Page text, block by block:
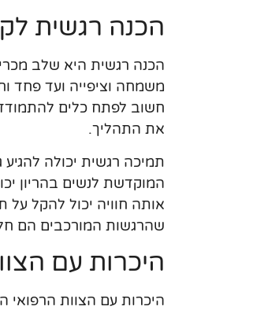
הכנה רגשית
הכנה רגשית היא שלב
משמחה וציפייה ועד פחד
חשוב לפתח כלים
את התהליך.
תמיכה רגשית יכולה
המוקדשת לנשים בהריון
אותה חוויה יכול להקל
שהרגשות המורכבים הם
היכרות עם
היכרות עם הצוות הרפואי